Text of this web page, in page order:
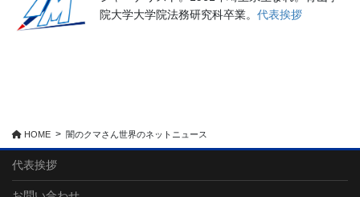
院大学大学院法務研究科卒業。 代表挨拶
HOME 闇のクマさん世界のネットニュース
代表挨拶